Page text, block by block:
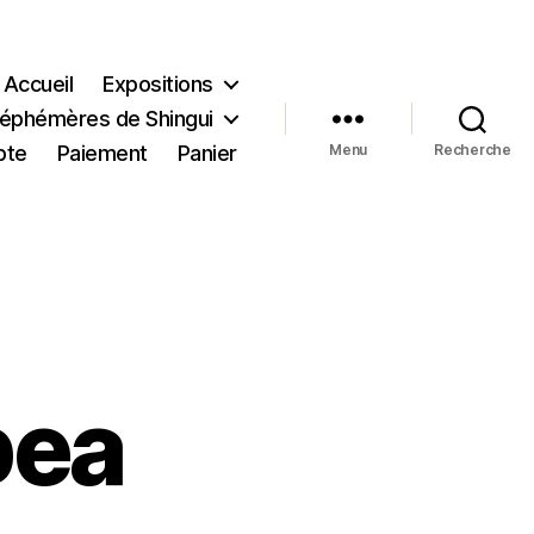
Accueil
Expositions
de Shingui
Paiement Panier Menu Recherche